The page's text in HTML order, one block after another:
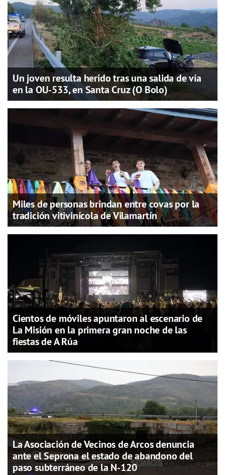
Un joven resulta herido tras una salida de vía
en la OU-533, en Santa Cruz (O Bolo)
Miles de personas brindan entre covas por la
tradición vitivinícola de Vilamartín
Cientos de móviles apuntaron al escenario de
La Misión en la primera gran noche de las
fiestas de A Rúa
La Asociación de Vecinos de Arcos denuncia
ante el Seprona el estado de abandono del
paso subterráneo de la N-120